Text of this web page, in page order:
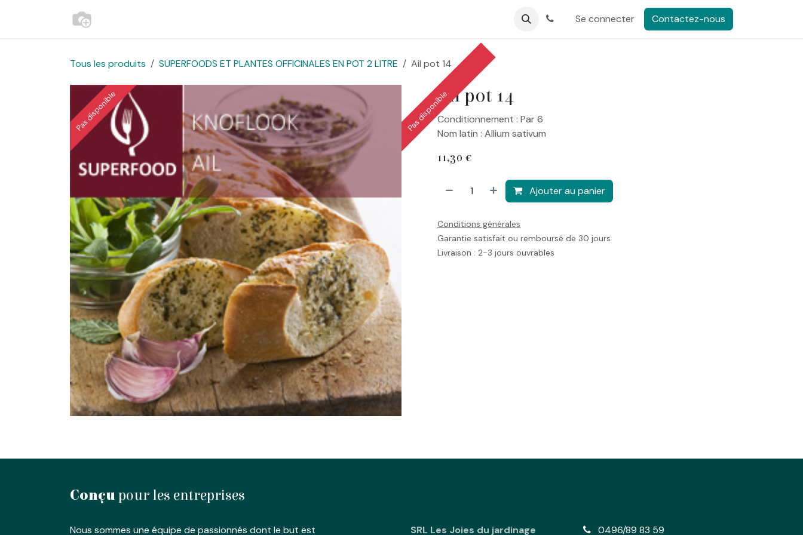
Se connecter Contactez-nous
Tous les produits SUPERFOODS ET PLANTES OFFICINALES EN POT 2 LITRE Ail pot 14
Pas disponible Ail pot 14
Pas disponibleConditionnement : Par 6
Nom latin : Allium sativum
11,30 €
Ajouter au panier
Conditions générales
Garantie satisfait ou remboursé de 30 jours
Livraison : 2-3 jours ouvrables
Conçupour les entreprises
Nous sommes une équipe de passionnés dont le but est SRL Les Joies du jardinage 0496/89 83 59